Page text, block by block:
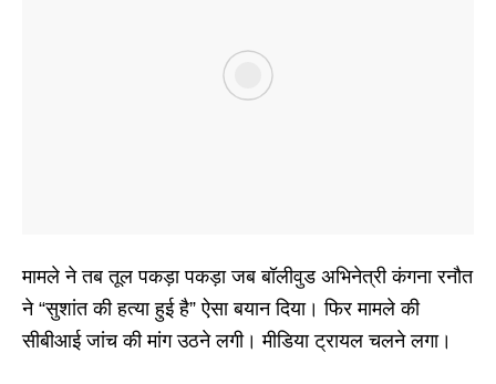
मामले ने तब तूल पकड़ा पकड़ा जब बॉलीवुड अभिनेत्री कंगना रनौत
ने “सुशांत की हत्या हुई है” ऐसा बयान दिया। फिर मामले की
सीबीआई जांच की मांग उठने लगी। मीडिया ट्रायल चलने लगा।